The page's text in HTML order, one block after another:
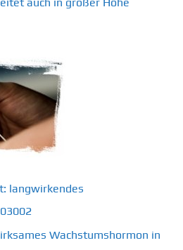
auch in großer Höhe
langwirkendes
Wachstumshormon in